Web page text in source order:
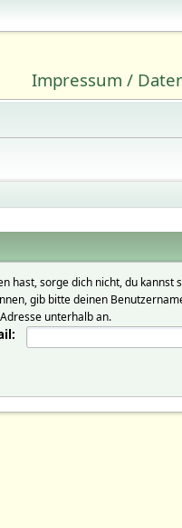
Impressum /
hast, sorge dich nicht, du kannst
gib bitte deinen
unterhalb an.